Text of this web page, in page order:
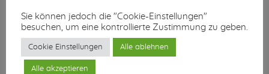
Sie können jedoch die "Cookie-Einstellungen"
besuchen, um eine kontrollierte Zustimmung zu geben.
Cookie Einstellungen Alle ablehnen
Alle akzeptieren